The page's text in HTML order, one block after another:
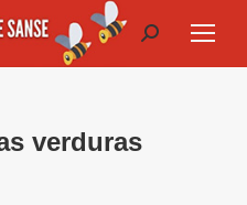
Buscar:
verduras